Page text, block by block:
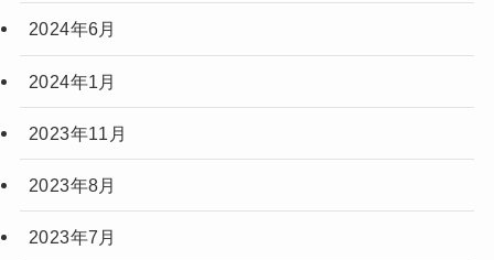
2024年6月
2024年1月
2023年11月
2023年8月
2023年7月